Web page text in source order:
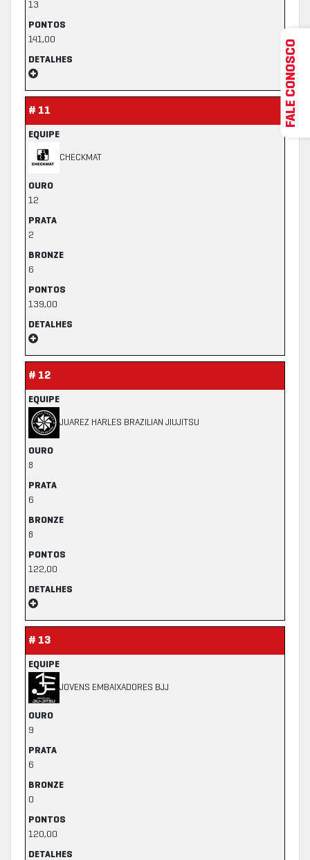
13
PONTOS
141,00
DETALHES
# 11
EQUIPE
CHECKMAT
OURO
12
PRATA
2
BRONZE
6
PONTOS
139,00
DETALHES
# 12
EQUIPE
JUAREZ HARLES BRAZILIAN JIUJITSU
OURO
8
PRATA
6
BRONZE
8
PONTOS
122,00
DETALHES
# 13
EQUIPE
JOVENS EMBAIXADORES BJJ
OURO
9
PRATA
6
BRONZE
0
PONTOS
120,00
DETALHES
FALE CONOSCO